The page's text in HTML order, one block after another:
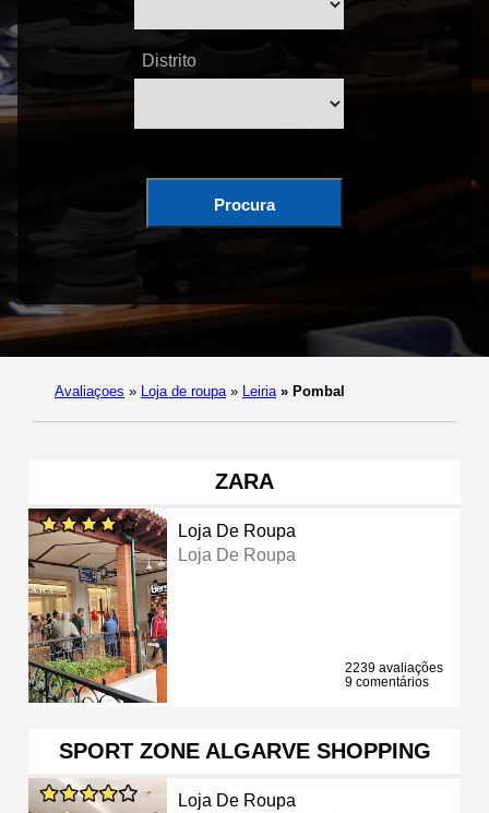
Distrito
Procura
Avaliaçoes » Loja de roupa » Leiria » Pombal
ZARA
Loja De Roupa
Loja De Roupa
2239 avaliações
9 comentários
SPORT ZONE ALGARVE SHOPPING
Loja De Roupa